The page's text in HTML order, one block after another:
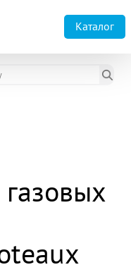
Каталог